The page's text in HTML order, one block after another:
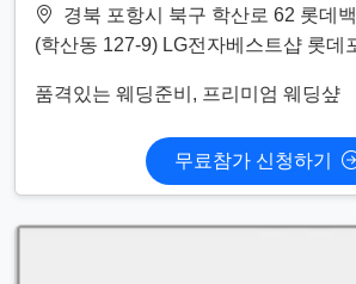
경북 포항시 북구 학산로 62 롯데
(학산동 127-9) LG전자베스트샵 롯데
품격있는 웨딩준비, 프리미엄 웨딩샾
무료참가 신청하기